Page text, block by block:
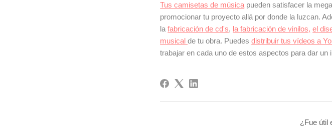
Tus camisetas de músicapueden satisfacer la
promocionar tu proyecto allá por donde la luzcan.
lafabricación de cd's, la fabricación de vinilos, el
musicalde tu obra. Puedesdistribuir tus vídeos a
trabajar en cada uno de estos aspectos para dar
¿Fue útil